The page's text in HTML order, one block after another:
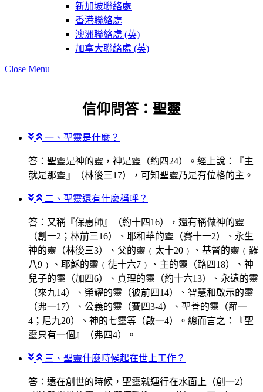
新加坡聯絡處
香港聯絡處
澳洲聯絡處 (英)
加拿大聯絡處 (英)
Close Menu
信仰問答：聖靈
一、聖靈是什麼？
答：聖靈是神的靈，神是靈（約四24）。經上說：『主
就是那靈』（林後三17），可知聖靈乃是有位格的主。
二、聖靈還有什麼稱呼？
答：又稱『保惠師』（約十四16），還有稱做神的靈
（創一2；林前三16）、耶和華的靈（賽十一2）、永生
神的靈（林後三3）、父的靈﹙太十20﹚、基督的靈﹙羅
八9﹚、耶穌的靈﹙徒十六7﹚、主的靈（路四18）、神
兒子的靈（加四6）、真理的靈（約十六13）、永遠的靈
（來九14）、榮耀的靈（彼前四14）、智慧和啟示的靈
（弗一17）、公義的靈（賽四3-4）、聖善的靈（羅一
4；尼九20）、神的七靈等（啟一4）。總而言之：『聖
靈只有一個』（弗四4）。
三、聖靈什麼時候起在世上工作？
答：遠在創世的時候，聖靈就運行在水面上（創一2）